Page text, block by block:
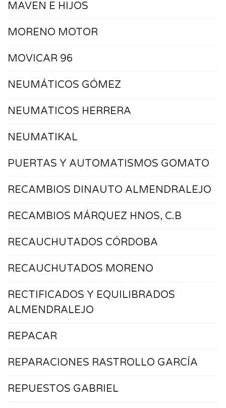
MAVEN E HIJOS
MORENO MOTOR
MOVICAR 96
NEUMÁTICOS GÓMEZ
NEUMATICOS HERRERA
NEUMATIKAL
PUERTAS Y AUTOMATISMOS GOMATO
RECAMBIOS DINAUTO ALMENDRALEJO
RECAMBIOS MÁRQUEZ HNOS, C.B
RECAUCHUTADOS CÓRDOBA
RECAUCHUTADOS MORENO
RECTIFICADOS Y EQUILIBRADOS
ALMENDRALEJO
REPACAR
REPARACIONES RASTROLLO GARCÍA
REPUESTOS GABRIEL